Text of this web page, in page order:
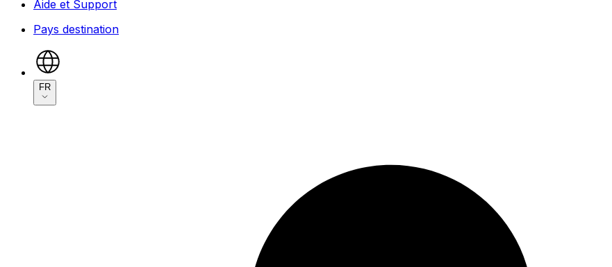
Aide et Support
Pays destination
FR